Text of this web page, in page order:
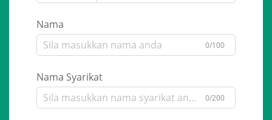
Nama
0/100
Nama Syarikat
0/200